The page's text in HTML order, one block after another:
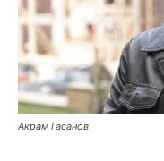
Акрам Гасанов